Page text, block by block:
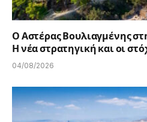
Ο Αστέρας Βουλιαγμένης
Η νέα στρατηγική και οι
04/08/2026